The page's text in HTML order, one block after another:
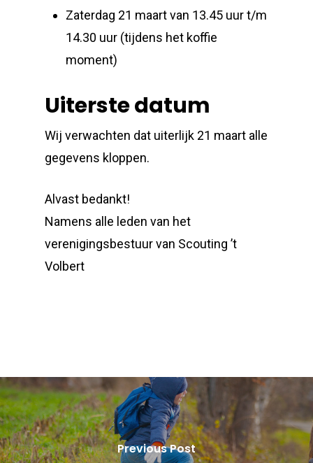
Zaterdag 21 maart van 13.45 uur t/m
14.30 uur (tijdens het koffie
moment)
Uiterste datum
Wij verwachten dat uiterlijk 21 maart alle
gegevens kloppen.
Alvast bedankt!
Namens alle leden van het
verenigingsbestuur van Scouting ’t
Volbert
Previous Post